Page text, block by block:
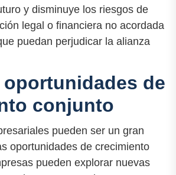
y disminuye los riesgos de
legal o financiera no acordada
puedan perjudicar la alianza
oportunidades de
conjunto
pueden ser un gran
oportunidades de crecimiento
pueden explorar nuevas